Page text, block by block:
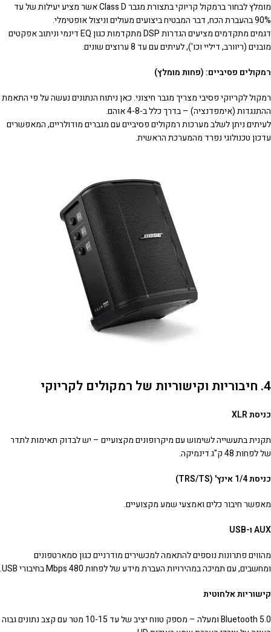
מומלץ לבחור ברמקול קריוקי בתצורת
מגבר Class D אשר מציע יעילות של עד
90% בהעברת הכח, דבר המבטיח ביצועים מעולים וניצול אופטימלי.
דגמים מתקדמים מציעים הגדרות DSP מתקדמות כגון EQ דינמי וניתוב אפקטים
מובנים (ריוורב, דיליי וכו'), לעיתים עם עד 8 ערוצים שונים.
רמקולים פסיביים: (פחות מומלץ)
רמקול לקריוקי פסיבי מצריך מגבר חיצוני. כאן ניתוח הנתונים נעשה על פי התאמת
ההתנגדות (אימפדנציה) – בדרך כלל ב-4-8 אוהם.
לעיתים ניתן לשלב מערכות רמקולים פסיביים עם מגברים מודולריים, המאפשרים
עדכון טכנולוגי נפרד מהמערכת הראשית.
4. חיבוריות וקישוריות של רמקולים לקריוקי
כניסת XLR
תקנית בתעשייה לשימוש עם מיקרופונים מקצועיים – יש לבדוק תאימות לתדר
של לפחות 48 ק"ג דינמיקה.
כניסת 1/4 אינץ' (TRS/TS)
מאפשר חיבור כלים ואמצעי שמע מקצועיים.
AUX ו-USB
מהווים פתרונות נוספים להתאמה למכשירים מודרניים כגון סמארטפונים
ומחשבים, עם תמיכה במהירויות העברת מידע של לפחות 480 Mbps בחיבורי USB.
קישוריות אלחוטית
Bluetooth 5.0 ומעלה – מספק טווח יציב של עד 10-15 מטר עם קצב נתונים גבוה